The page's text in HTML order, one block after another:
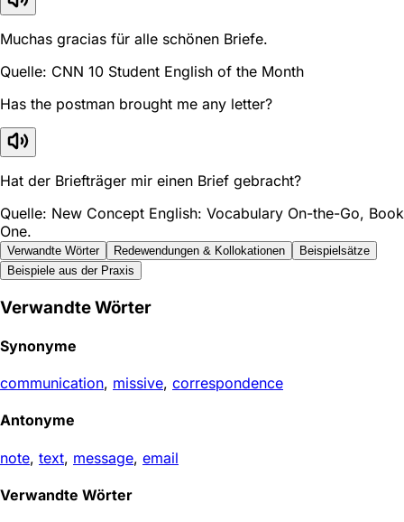
Muchas gracias für alle schönen Briefe.
Quelle: CNN 10 Student English of the Month
Has the postman brought me any letter?
Hat der Briefträger mir einen Brief gebracht?
Quelle: New Concept English: Vocabulary On-the-Go, Book
One.
Verwandte Wörter Redewendungen & Kollokationen
Beispielsätze
Beispiele aus der Praxis
Verwandte Wörter
Synonyme
communication, missive, correspondence
Antonyme
note, text, message, email
Verwandte Wörter